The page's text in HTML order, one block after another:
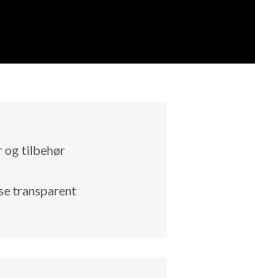
og tilbehør
transparent